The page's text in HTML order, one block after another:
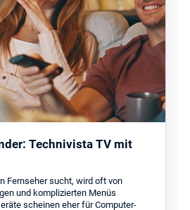
Technivista TV mit
Fernseher sucht, wird oft von
und komplizierten Menüs
scheinen eher für Computer-